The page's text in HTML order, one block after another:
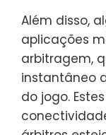
Além disso,
aplicações
arbitragem,
instantâneo
do jogo.